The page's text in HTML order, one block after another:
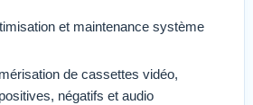
et maintenance système
de cassettes vidéo,
négatifs et audio